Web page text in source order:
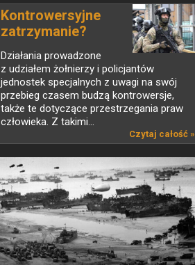
Kontrowersyjne
zatrzymanie?
Działania prowadzone
z udziałem żołnierzy i policjantów
jednostek specjalnych z uwagi na swój
przebieg czasem budzą kontrowersje,
także te dotyczące przestrzegania praw
człowieka. Z takimi...
Czytaj całość »